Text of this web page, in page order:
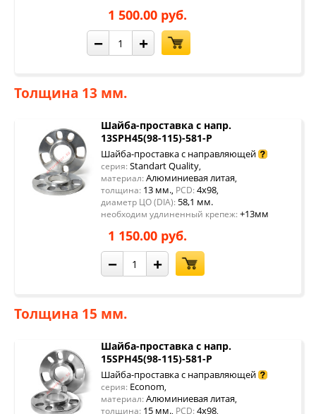
1 500.00 руб.
− +
Толщина 13 мм.
Шайба-проставка с напр.
13SPH45(98-115)-581-P
Шайба-проставка с направляющей
серия: Standart Quality,
материал: Алюминиевая литая,
толщина: 13 мм., PCD: 4x98,
диаметр ЦО (DIA): 58,1 мм.
необходим удлиненный крепеж: +13мм
1 150.00 руб.
− +
Толщина 15 мм.
Шайба-проставка с напр.
15SPH45(98-115)-581-P
Шайба-проставка с направляющей
серия: Econom,
материал: Алюминиевая литая,
толщина: 15 мм., PCD: 4x98,